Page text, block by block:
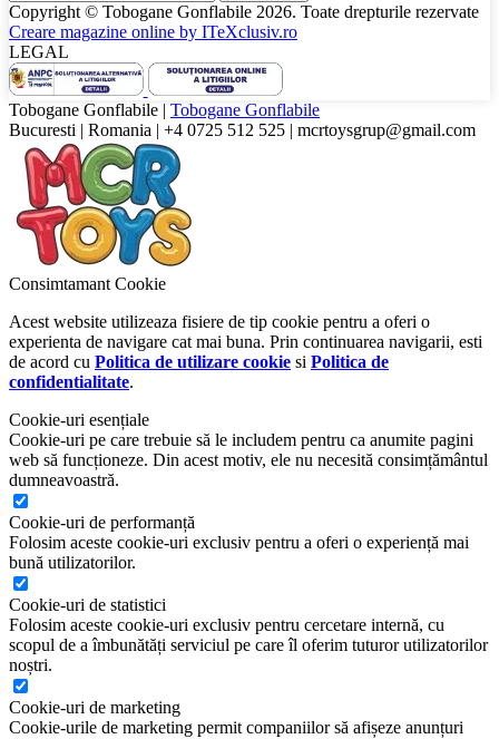
Copyright © Tobogane Gonflabile 2026. Toate drepturile rezervate
Creare magazine online by ITeXclusiv.ro
LEGAL
Tobogane Gonflabile | Tobogane Gonflabile
Bucuresti | Romania | +4 0725 512 525 | mcrtoysgrup@gmail.com
Consimtamant Cookie
Acest website utilizeaza fisiere de tip cookie pentru a oferi o
experienta de navigare cat mai buna. Prin continuarea navigarii, esti
de acord cu Politica de utilizare cookie si Politica de
confidentialitate.
Cookie-uri esențiale
Cookie-uri pe care trebuie să le includem pentru ca anumite pagini
web să funcționeze. Din acest motiv, ele nu necesită consimțământul
dumneavoastră.
Cookie-uri de performanță
Folosim aceste cookie-uri exclusiv pentru a oferi o experiență mai
bună utilizatorilor.
Cookie-uri de statistici
Folosim aceste cookie-uri exclusiv pentru cercetare internă, cu
scopul de a îmbunătăți serviciul pe care îl oferim tuturor utilizatorilor
noștri.
Cookie-uri de marketing
Cookie-urile de marketing permit companiilor să afișeze anunțuri